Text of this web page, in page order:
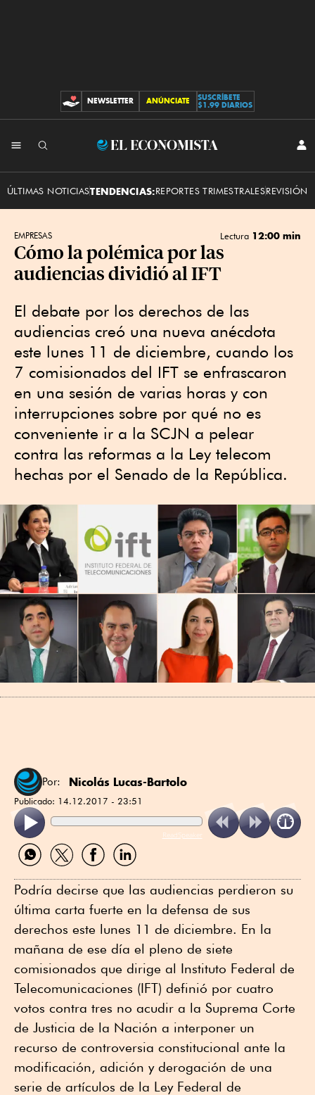
CONTRIBUCIONES
NEWSLETTER ANÚNCIATE
SUSCRÍBETE
$1.99 DIARIOS
El
ÚLTIMAS NOTICIASTENDENCIAS:REPORTES TRIMESTRALESREVISIÓN
EMPRESAS Lectura 12:00 min
Cómo la polémica por las
audiencias dividió al IFT
El debate por los derechos de las
audiencias creó una nueva anécdota
este lunes 11 de diciembre, cuando los
7 comisionados del IFT se enfrascaron
en una sesión de varias horas y con
interrupciones sobre por qué no es
conveniente ir a la SCJN a pelear
contra las reformas a la Ley telecom
hechas por el Senado de la República.
Por: Nicolás Lucas-Bartolo
Publicado: 14.12.2017 - 23:51
ReadSpeaker
Compartir
por
Compartir
por
Compartir
por
Compartir
por
Podría decirse que las audiencias perdieron su
última carta fuerte en la defensa de sus
derechos este lunes 11 de diciembre. En la
mañana de ese día el pleno de siete
comisionados que dirige al Instituto Federal de
Telecomunicaciones (IFT) definió por cuatro
votos contra tres no acudir a la Suprema Corte
de Justicia de la Nación a interponer un
recurso de controversia constitucional ante la
modificación, adición y derogación de una
serie de artículos de la Ley Federal de